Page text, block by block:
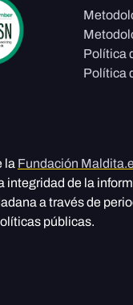
Política
Política
la Fundación
integridad de la
a través de
públicas.